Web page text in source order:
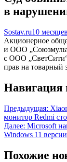
в
Sostav.ru10
Акционерное
и ООО
с ООО
прав на товарный
Навигация
Предыдущая:
монитор Redmi
Далее: Microsoft
Windows 11
Похожие